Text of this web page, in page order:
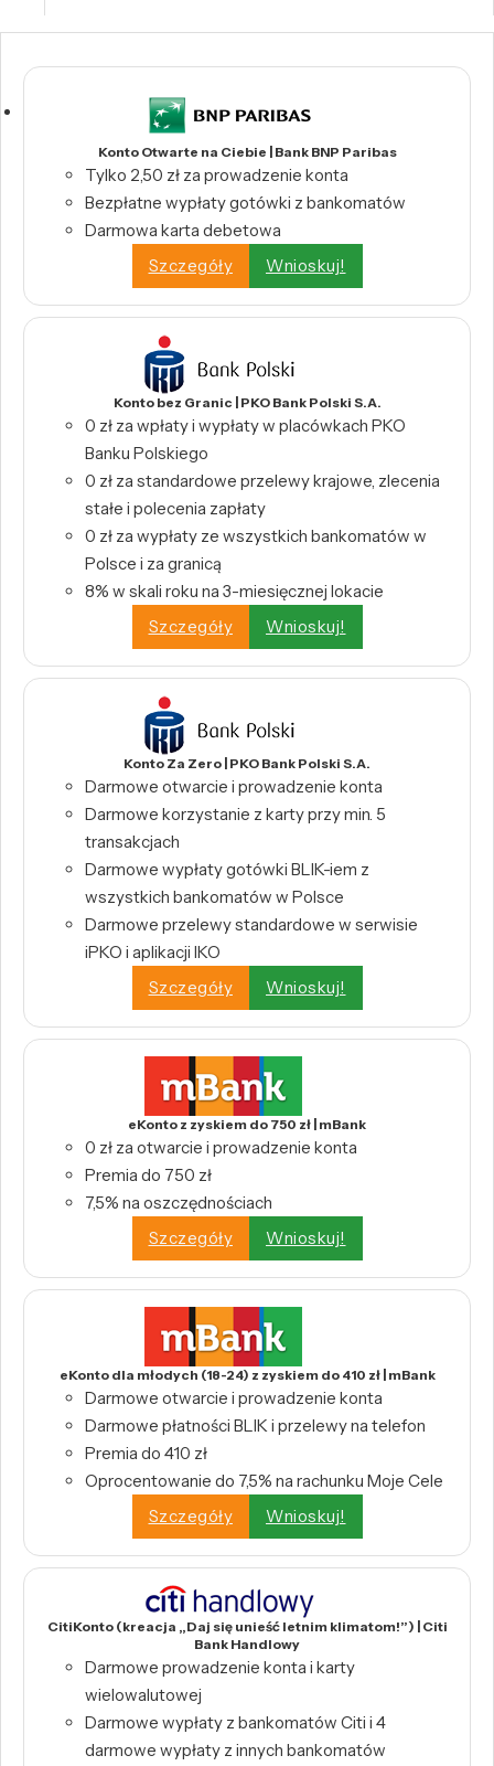
Konto Otwarte na Ciebie | Bank BNP Paribas
Tylko 2,50 zł za prowadzenie konta
Bezpłatne wypłaty gotówki z bankomatów
Darmowa karta debetowa
Szczegóły
Wnioskuj!
Konto bez Granic | PKO Bank Polski S.A.
0 zł za wpłaty i wypłaty w placówkach PKO
Banku Polskiego
0 zł za standardowe przelewy krajowe, zlecenia
stałe i polecenia zapłaty
0 zł za wypłaty ze wszystkich bankomatów w
Polsce i za granicą
8% w skali roku na 3-miesięcznej lokacie
Szczegóły
Wnioskuj!
Konto Za Zero | PKO Bank Polski S.A.
Darmowe otwarcie i prowadzenie konta
Darmowe korzystanie z karty przy min. 5
transakcjach
Darmowe wypłaty gotówki BLIK-iem z
wszystkich bankomatów w Polsce
Darmowe przelewy standardowe w serwisie
iPKO i aplikacji IKO
Szczegóły
Wnioskuj!
eKonto z zyskiem do 750 zł | mBank
0 zł za otwarcie i prowadzenie konta
Premia do 750 zł
7,5% na oszczędnościach
Szczegóły
Wnioskuj!
eKonto dla młodych (18-24) z zyskiem do 410 zł | mBank
Darmowe otwarcie i prowadzenie konta
Darmowe płatności BLIK i przelewy na telefon
Premia do 410 zł
Oprocentowanie do 7,5% na rachunku Moje Cele
Szczegóły
Wnioskuj!
CitiKonto (kreacja „Daj się unieść letnim klimatom!”) | Citi
Bank Handlowy
Darmowe prowadzenie konta i karty
wielowalutowej
Darmowe wypłaty z bankomatów Citi i 4
darmowe wypłaty z innych bankomatów